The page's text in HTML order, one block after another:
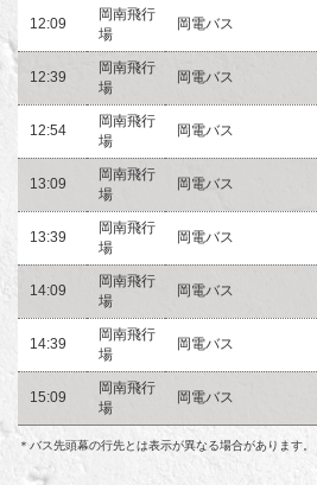
12:09
岡南飛行
場
岡電バス
12:39
岡南飛行
場
岡電バス
12:54
岡南飛行
場
岡電バス
13:09
岡南飛行
場
岡電バス
13:39
岡南飛行
場
岡電バス
14:09
岡南飛行
場
岡電バス
14:39
岡南飛行
場
岡電バス
15:09
岡南飛行
場
岡電バス
＊バス先頭幕の行先とは表示が異なる場合があります。